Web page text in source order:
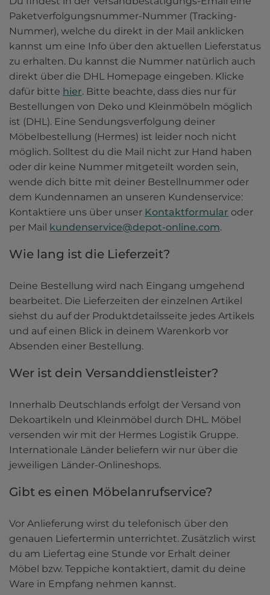
Paketverfolgungsnummer-Nummer (Tracking-
Nummer), welche du direkt in der Mail anklicken
kannst um eine Info über den aktuellen Lieferstatus
zu erhalten. Du kannst die Nummer natürlich auch
direkt über die DHL Homepage eingeben. Klicke
dafür bitte hier. Bitte beachte, dass dies nur für
Bestellungen von Deko und Kleinmöbeln möglich
ist (DHL). Eine Sendungsverfolgung deiner
Möbelbestellung (Hermes) ist leider noch nicht
möglich. Solltest du die Mail nicht zur Hand haben
oder dir keine Nummer mitgeteilt worden sein,
wende dich bitte mit deiner Bestellnummer oder
dem Kundennamen an unseren Kundenservice:
Kontaktiere uns über unser Kontaktformular oder
per Mail kundenservice@depot-online.com.
Wie lang ist die Lieferzeit?
Deine Bestellung wird nach Eingang umgehend
bearbeitet. Die Lieferzeiten der einzelnen Artikel
siehst du auf der Produktdetailsseite jedes Artikels
und auf einen Blick in deinem Warenkorb vor
Absenden einer Bestellung.
Wer ist dein Versanddienstleister?
Innerhalb Deutschlands erfolgt der Versand von
Dekoartikeln und Kleinmöbel durch DHL. Möbel
versenden wir mit der Hermes Logistik Gruppe.
Internationale Länder beliefern wir nur über die
jeweiligen Länder-Onlineshops.
Gibt es einen Möbelanrufservice?
Vor Anlieferung wirst du telefonisch über den
genauen Liefertermin unterrichtet. Zusätzlich wirst
du am Liefertag eine Stunde vor Erhalt deiner
Möbel bzw. Teppiche kontaktiert, damit du deine
Ware in Empfang nehmen kannst.